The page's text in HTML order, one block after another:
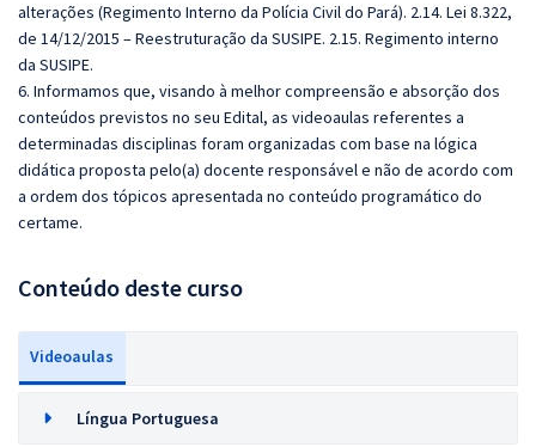
alterações (Regimento Interno da Polícia Civil do Pará). 2.14. Lei 8.322,
de 14/12/2015 – Reestruturação da SUSIPE. 2.15. Regimento interno
da SUSIPE.
6. Informamos que, visando à melhor compreensão e absorção dos
conteúdos previstos no seu Edital, as videoaulas referentes a
determinadas disciplinas foram organizadas com base na lógica
didática proposta pelo(a) docente responsável e não de acordo com
a ordem dos tópicos apresentada no conteúdo programático do
certame.
Conteúdo deste curso
Videoaulas
Língua Portuguesa